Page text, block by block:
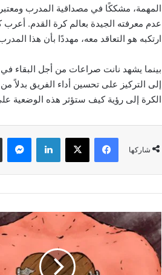
المهمة، مشككًا في مصداقية المدرب ومعتبراً
عدم معرفته الجيدة بعالم كرة القدم.
ارتكبه هو التعاقد معه، مهددًا بأن هذا
إلى التركيز على تحسين أداء الفريق بدلاً
الكرة إلى رؤية كيف ستؤثر هذه الوضعية
شاركها
فيسبوك لينكدإن
ت
ج
و
ز